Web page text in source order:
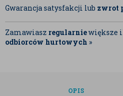
Gwarancja satysfakcji lub zwrot
Zamawiasz regularniewiększe
odbiorców hurtowych »
OPIS